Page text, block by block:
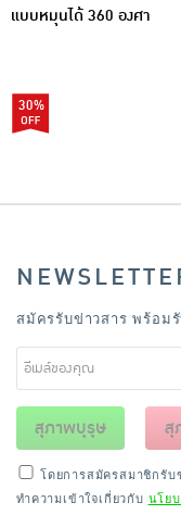
แบบหมุนได้ 360 องศา
30%
สมัครรับข่าวสาร พร้อม
สุภาพบุรุษ สุ
โดยการสมัครสมาชิกรับ
ทำความเข้าใจเกี่ยวกับ นโย